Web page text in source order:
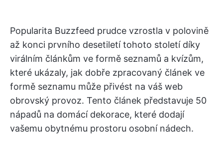
Popularita Buzzfeed prudce vzrostla v polovině
až konci prvního desetiletí tohoto století díky
virálním článkům ve formě seznamů a kvízům,
které ukázaly, jak dobře zpracovaný článek ve
formě seznamu může přivést na váš web
obrovský provoz. Tento článek představuje 50
nápadů na domácí dekorace, které dodají
vašemu obytnému prostoru osobní nádech.